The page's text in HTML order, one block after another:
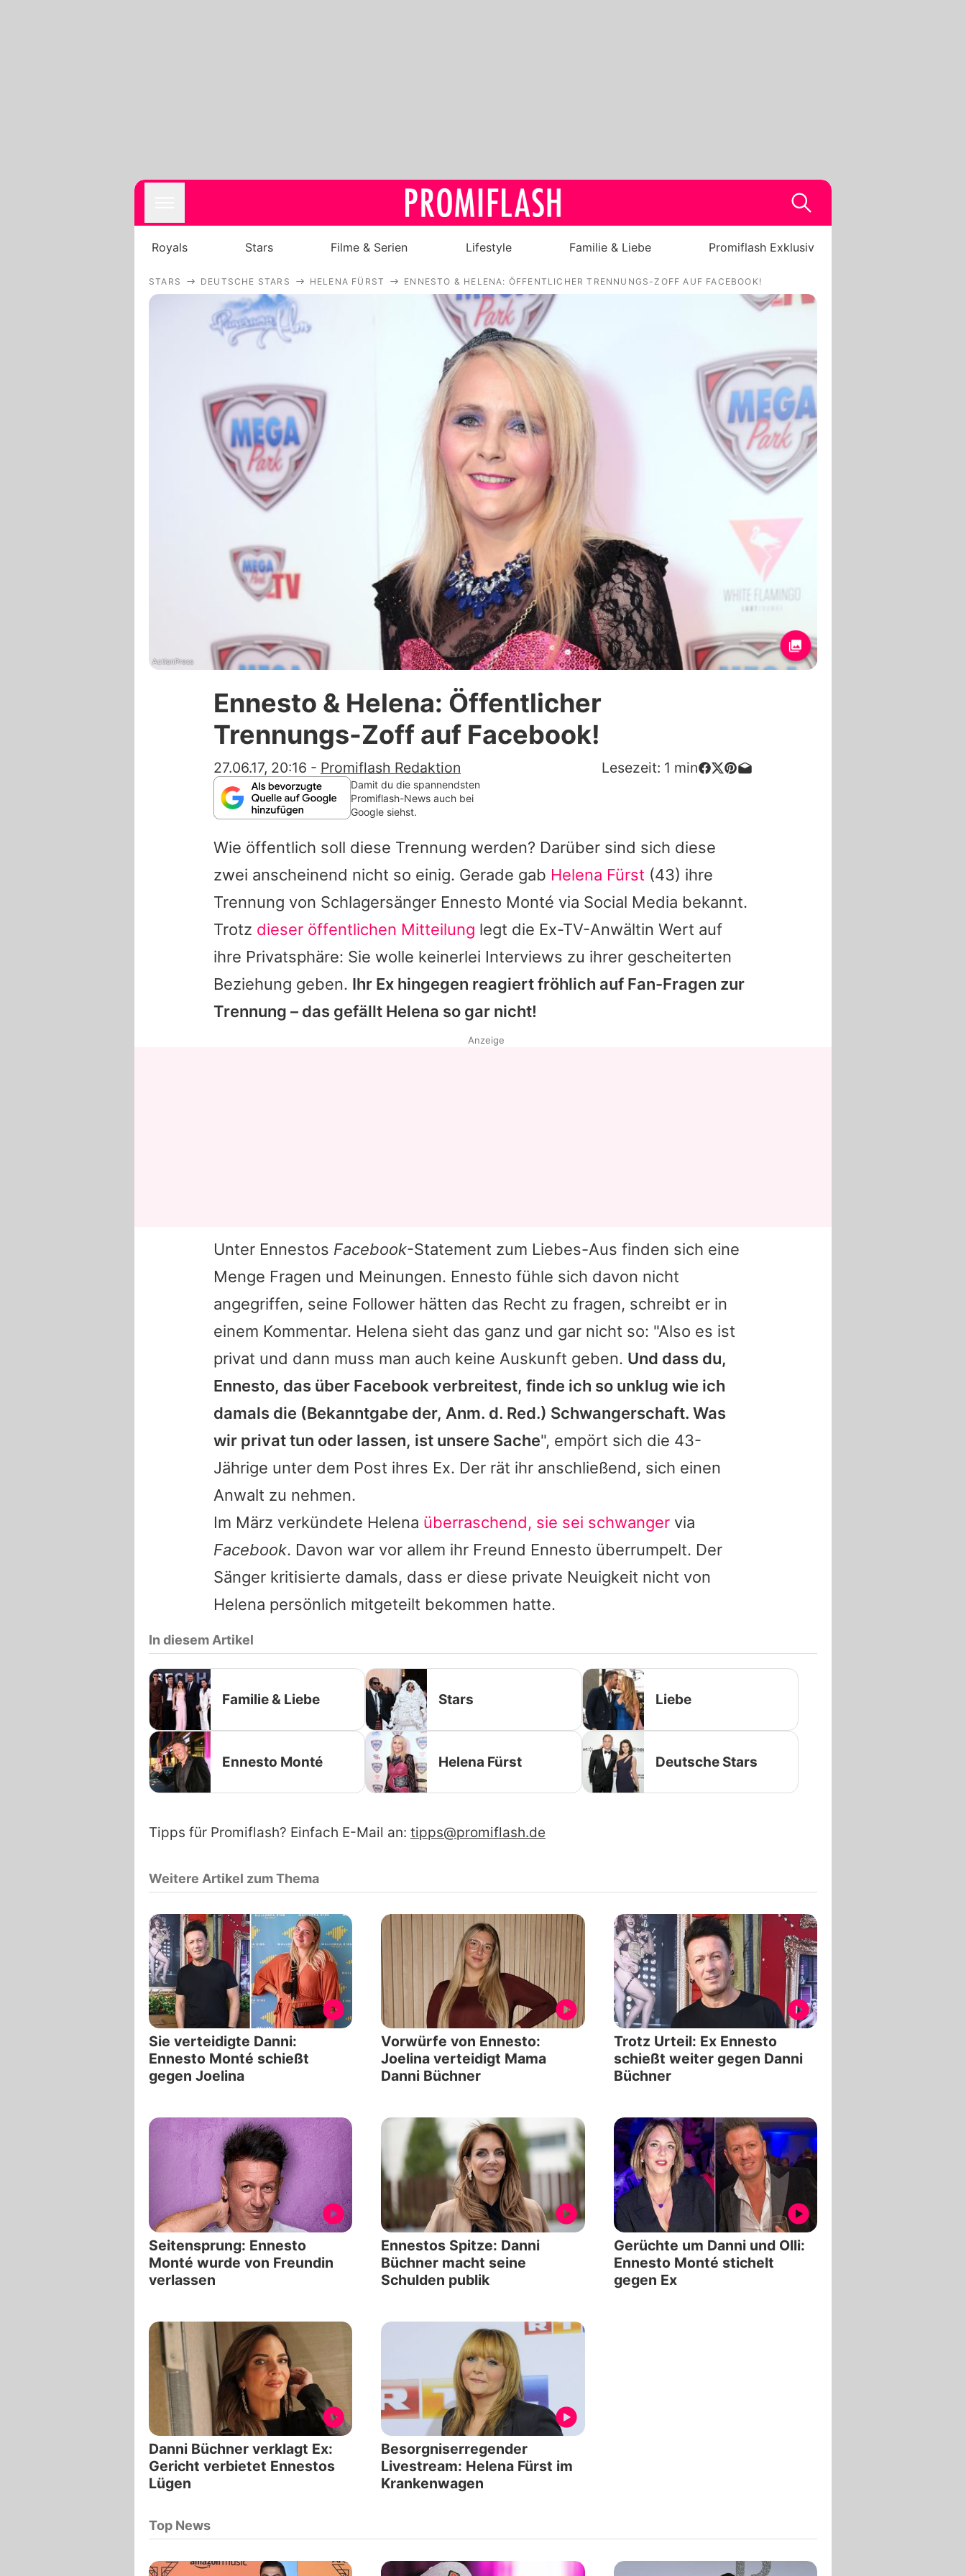
Royals
Stars
Filme & Serien
Lifestyle
Familie & Liebe
Promiflash Exklusiv
Alle Themen auf Promiflash
Jobs
App runterladen
Team
Redaktionelle Richtlinien
Impressum
Datenschutzerklärung
Nutzungsbedingungen
Utiq verwalten
Royals Stars Filme & Serien Lifestyle Familie & Liebe Promiflash Exklusiv
STARS DEUTSCHE STARS HELENA FÜRST ENNESTO & HELENA: ÖFFENTLICHER TRENNUNGS-ZOFF AUF FACEBOOK!
ActionPress
Ennesto & Helena: Öffentlicher
Trennungs-Zoff auf Facebook!
27.06.17, 20:16 - Promiflash Redaktion Lesezeit: 1 min
Damit du die spannendsten
Promiflash-News auch bei
Google siehst.
Wie öffentlich soll diese Trennung werden? Darüber sind sich diese
zwei anscheinend nicht so einig. Gerade gab Helena Fürst (43) ihre
Trennung von Schlagersänger Ennesto Monté via Social Media bekannt.
Trotz dieser öffentlichen Mitteilung legt die Ex-TV-Anwältin Wert auf
ihre Privatsphäre: Sie wolle keinerlei Interviews zu ihrer gescheiterten
Beziehung geben. Ihr Ex hingegen reagiert fröhlich auf Fan-Fragen zur
Trennung – das gefällt Helena so gar nicht!
Unter Ennestos Facebook-Statement zum Liebes-Aus finden sich eine
Menge Fragen und Meinungen. Ennesto fühle sich davon nicht
angegriffen, seine Follower hätten das Recht zu fragen, schreibt er in
einem Kommentar. Helena sieht das ganz und gar nicht so: "Also es ist
privat und dann muss man auch keine Auskunft geben. Und dass du,
Ennesto, das über Facebook verbreitest, finde ich so unklug wie ich
damals die (Bekanntgabe der, Anm. d. Red.) Schwangerschaft. Was
wir privat tun oder lassen, ist unsere Sache", empört sich die 43-
Jährige unter dem Post ihres Ex. Der rät ihr anschließend, sich einen
Anwalt zu nehmen.
Im März verkündete Helena überraschend, sie sei schwanger via
Facebook. Davon war vor allem ihr Freund Ennesto überrumpelt. Der
Sänger kritisierte damals, dass er diese private Neuigkeit nicht von
Helena persönlich mitgeteilt bekommen hatte.
Anzeige
In diesem Artikel
Familie & Liebe Stars Liebe
Ennesto Monté Helena Fürst Deutsche Stars
Tipps für Promiflash? Einfach E-Mail an: tipps@promiflash.de
Weitere Artikel zum Thema
Sie verteidigte Danni:
Ennesto Monté schießt
gegen Joelina
Vorwürfe von Ennesto:
Joelina verteidigt Mama
Danni Büchner
Trotz Urteil: Ex Ennesto
schießt weiter gegen Danni
Büchner
Seitensprung: Ennesto
Monté wurde von Freundin
verlassen
Ennestos Spitze: Danni
Büchner macht seine
Schulden publik
Gerüchte um Danni und Olli:
Ennesto Monté stichelt
gegen Ex
Danni Büchner verklagt Ex:
Gericht verbietet Ennestos
Lügen
Besorgniserregender
Livestream: Helena Fürst im
Krankenwagen
Top News